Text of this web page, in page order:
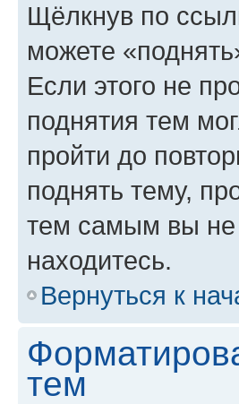
Щёлкнув по
можете
Если этого не
поднятия тем
пройти до
поднять тему,
тем самым вы не
находитесь.
Вернуться к
тем